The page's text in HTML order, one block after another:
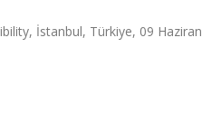
İstanbul, Türkiye, 09